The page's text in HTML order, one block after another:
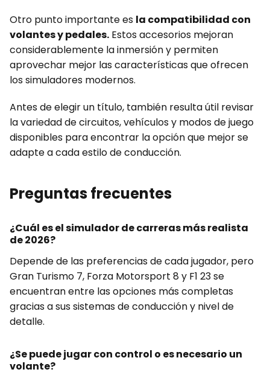
Otro punto importante es la compatibilidad con
volantes y pedales. Estos accesorios mejoran
considerablemente la inmersión y permiten
aprovechar mejor las características que ofrecen
los simuladores modernos.
Antes de elegir un título, también resulta útil revisar
la variedad de circuitos, vehículos y modos de juego
disponibles para encontrar la opción que mejor se
adapte a cada estilo de conducción.
Preguntas frecuentes
¿Cuál es el simulador de carreras más realista
de 2026?
Depende de las preferencias de cada jugador, pero
Gran Turismo 7, Forza Motorsport 8 y F1 23 se
encuentran entre las opciones más completas
gracias a sus sistemas de conducción y nivel de
detalle.
¿Se puede jugar con control o es necesario un
volante?